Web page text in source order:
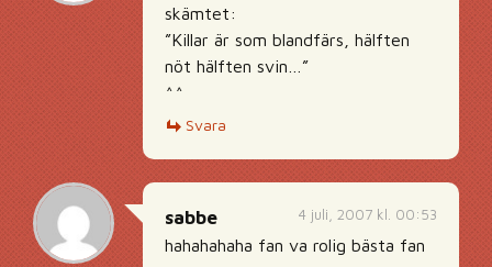
skämtet:
”Killar är som blandfärs, hälften
nöt hälften svin…”
^^
Svara
4 juli, 2007 kl. 00:53
sabbe
hahahahaha fan va rolig bästa fan